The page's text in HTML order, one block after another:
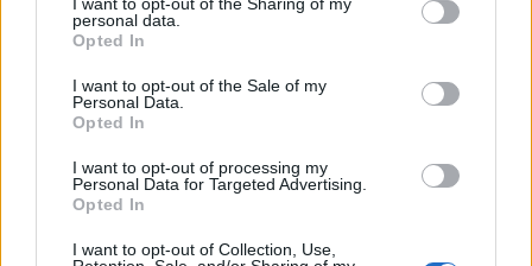
grant or deny consent to Google and its third-party tags to
use your data for below specified purposes in below Google
consent section.
personal data.
Opted In
I want to opt-out of the Sale of my
Personal Data.
Opted In
I want to opt-out of processing my
Personal Data for Targeted Advertising.
Opted In
I want to opt-out of Collection, Use,
Kedvenc alvópózod félelmetesen
sokat elárulhat a személyiségedről:
erre utal, hogy milyen pozícióban